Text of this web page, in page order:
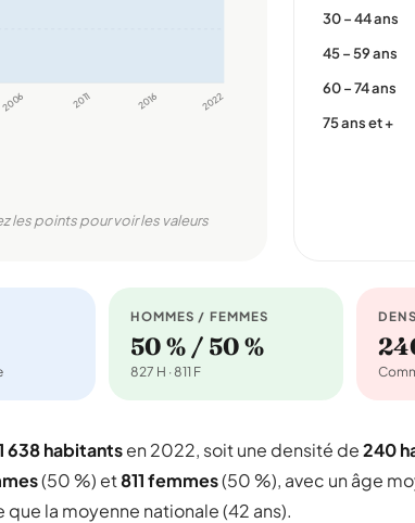
2006 2011 2016 2022
les points pour voir les valeurs
30 – 44 ans
45 – 59 ans
60 – 74 ans
75 ans et +
HOMMES / FEMMES
50 % / 50 %
827 H · 811 F
638 habitantsen 2022, soit une densité de240
(50 %) et811 femmes(50 %), avec un âge
la moyenne nationale (42 ans).